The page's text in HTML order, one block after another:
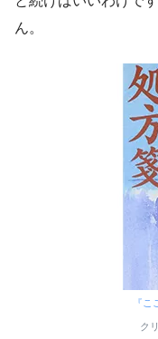
ん。
『
ク